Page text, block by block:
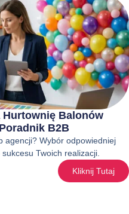
Hurtownię Balonów
B2B
agencji? Wybór odpowiedniej
Twoich realizacji.
Kliknij Tutaj